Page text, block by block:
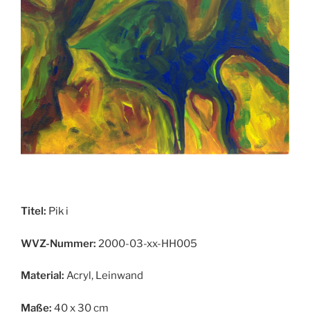
Titel: Pik i
WVZ-Nummer: 2000-03-xx-HH005
Material: Acryl, Leinwand
Maße: 40 x 30 cm